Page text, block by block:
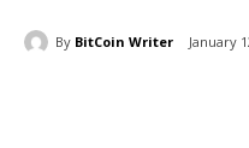
By BitCoin Writer January